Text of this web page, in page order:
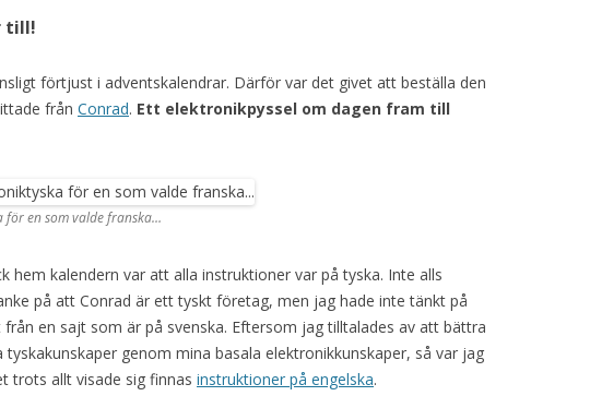
till!
förtjust i adventskalendrar. Därför var det givet att beställa den
från Conrad. Ett elektronikpyssel om dagen fram till
för en som valde franska…
hem kalendern var att alla instruktioner var på tyska. Inte alls
på att Conrad är ett tyskt företag, men jag hade inte tänkt på
en sajt som är på svenska. Eftersom jag tilltalades av att bättra
genom mina basala elektronikkunskaper, så var jag
trots allt visade sig finnas instruktioner på engelska.